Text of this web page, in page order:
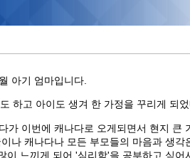
아기 엄마입니다.
하고 아이도 생겨 한 가정을 꾸리게 되었
가 이번에 캐나다로 오게되면서 현지 큰
나 캐나다나 모든 부모들의 마음과 생각
이 느끼게 되어 '심리학'을 공부하고 싶어